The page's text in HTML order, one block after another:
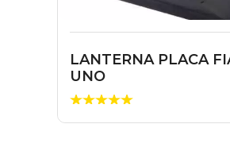
LANTERNA PLACA
UNO